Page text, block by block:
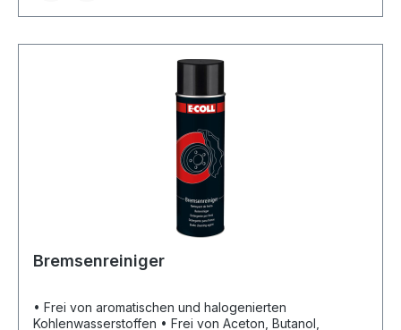
Bremsenreiniger
• Frei von aromatischen und halogenierten
Kohlenwasserstoffen • Frei von Aceton, Butanol,